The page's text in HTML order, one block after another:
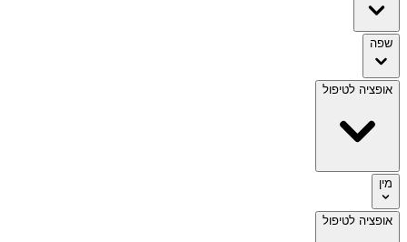
שפה
אופציה לטיפול
מין
אופציה לטיפול